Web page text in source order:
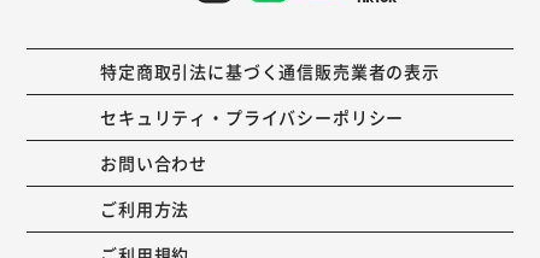
特定商取引法に基づく通信販売業者の表示
セキュリティ・プライバシーポリシー
お問い合わせ
ご利用方法